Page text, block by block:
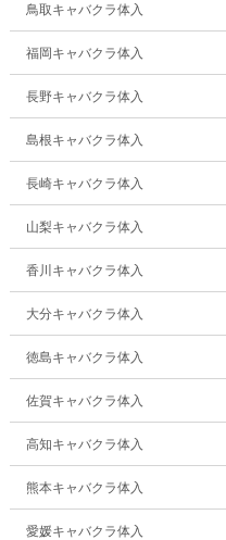
鳥取キャバクラ体入
福岡キャバクラ体入
長野キャバクラ体入
島根キャバクラ体入
長崎キャバクラ体入
山梨キャバクラ体入
香川キャバクラ体入
大分キャバクラ体入
徳島キャバクラ体入
佐賀キャバクラ体入
高知キャバクラ体入
熊本キャバクラ体入
愛媛キャバクラ体入